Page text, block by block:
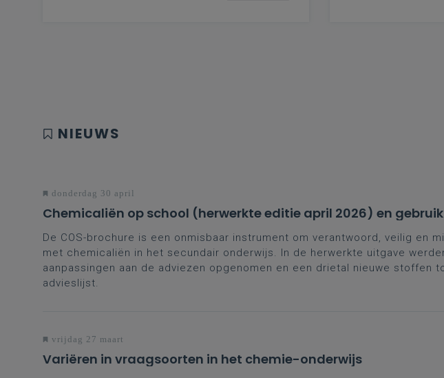
NIEUWS
donderdag 30 april
Chemicaliën op school (herwerkte editie april 2026) en gebruik
De COS-brochure is een onmisbaar instrument om verantwoord, veilig en
met chemicaliën in het secundair onderwijs. In de herwerkte uitgave
aanpassingen aan de adviezen opgenomen en een drietal nieuwe stoffen
advieslijst.
vrijdag 27 maart
Variëren in vraagsoorten in het chemie-onderwijs